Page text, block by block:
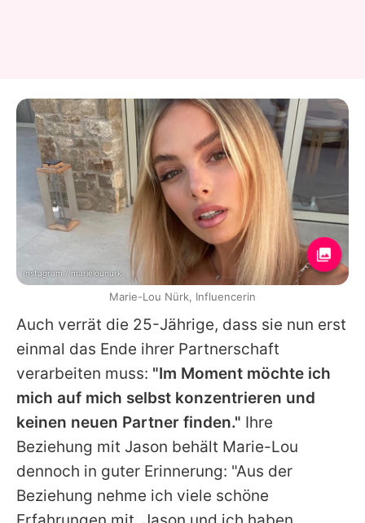
Auch verrät die 25-Jährige, dass sie nun erst
einmal das Ende ihrer Partnerschaft
verarbeiten muss: "Im Moment möchte ich
mich auf mich selbst konzentrieren und
keinen neuen Partner finden." Ihre
Beziehung mit Jason behält Marie-Lou
dennoch in guter Erinnerung: "Aus der
Beziehung nehme ich viele schöne
Instagram / marielounurk
Marie-Lou Nürk, Influencerin